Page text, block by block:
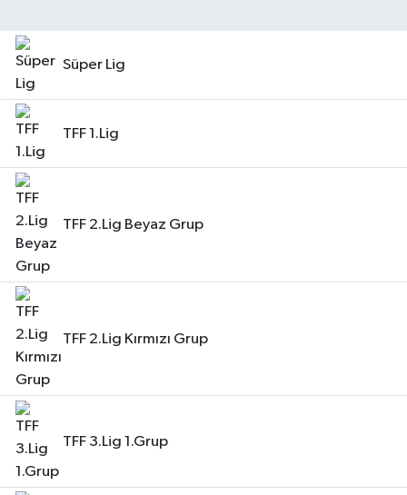
Süper Lig
TFF 1.Lig
TFF 2.Lig Beyaz Grup
TFF 2.Lig Kırmızı Grup
TFF 3.Lig 1.Grup